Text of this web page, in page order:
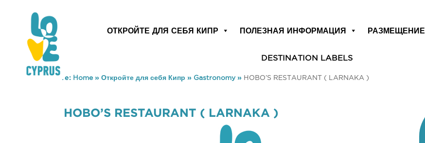
ОТКРОЙТЕ ДЛЯ СЕБЯ КИПР ПОЛЕЗНАЯ ИНФОРМАЦИЯ РАЗМЕЩЕНИЕ
DESTINATION LABELS
You are here: Home» Откройте для себя Кипр » Gastronomy» HOBO’S RESTAURANT ( LARNAKA )
HOBO’S RESTAURANT ( LARNAKA )